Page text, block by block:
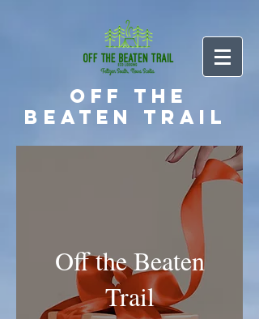
Off the
Beaten Trail
Off the Beaten
Trail